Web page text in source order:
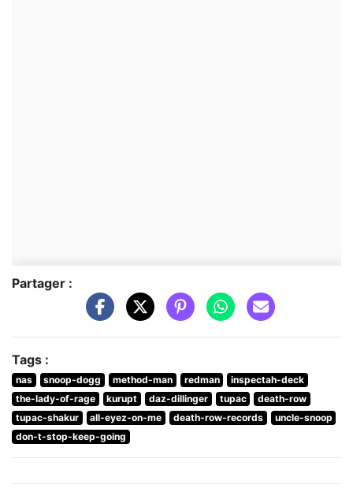
Partager :
Tags :
nas snoop-dogg method-man redman
inspectah-deck
the-lady-of-rage
kurupt daz-dillinger tupac
death-row
tupac-shakur
all-eyez-on-me death-row-records
uncle-snoop
don-t-stop-keep-going